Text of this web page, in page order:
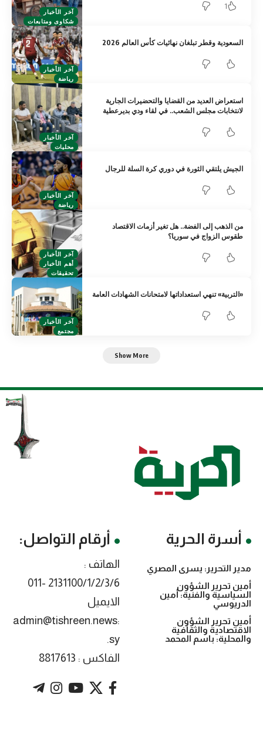
آخر الأخبار
شكاوى ومتابعات
1
آخر الأخبار
رياضة
السعودية وقطر تبلغان نهائيات كأس العالم 2026
آخر الأخبار
محليات
استعراض العديد من القضايا والتحضيرات الجارية
لانتخابات مجلس الشعب.. في لقاء ودي بديرعطية
آخر الأخبار
رياضة
الجيش يلتقي الثورة في دوري كرة السلة للرجال
آخر الأخبار
أهم الأخبار
تحقيقات
من الذهب إلى الفضة.. هل تغير أزمات الاقتصاد
طقوس الزواج في سوريا؟
آخر الأخبار
مجتمع
«التربية» تنهي استعداداتها لامتحانات الشهادات العامة
Show More
أسرة الحرية
مدير التحرير: يسرى المصري
أمين تحرير الشؤون
السياسية والفنية: أمين
الدريوسي
أمين تحرير الشؤون
الاقتصادية والثقافية
والمحلية: باسم المحمد
أرقام التواصل:
الهاتف :
2131100/1/2/3/6 -011
الايميل
:admin@tishreen.news
.sy
الفاكس : 8817613